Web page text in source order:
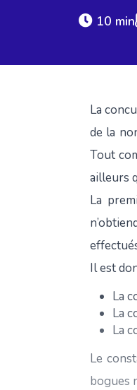
10 min
La
de la
Tout
ailleurs
La
Il est
La
La
La
Le
bogues